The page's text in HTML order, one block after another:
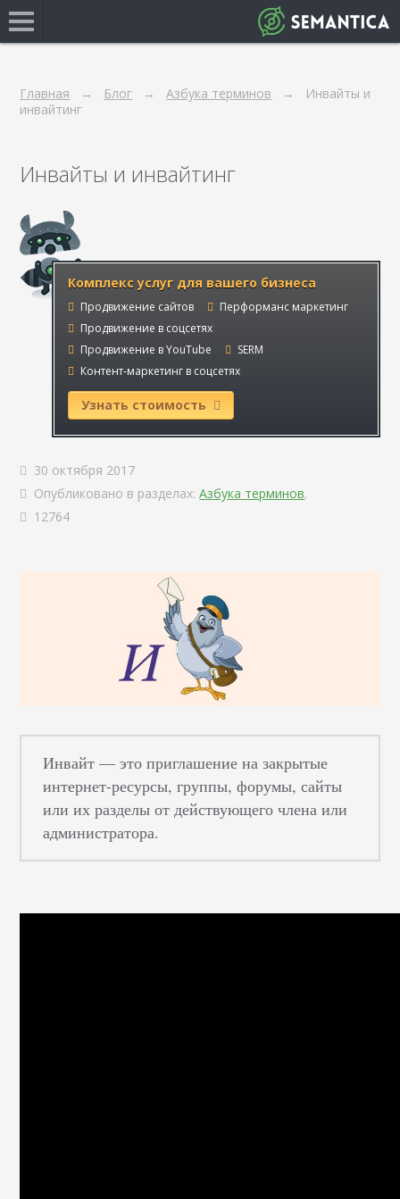
Главная Блог Азбука терминов
Инвайты и
инвайтинг
Инвайты и инвайтинг
Комплекс услуг для вашего бизнеса
Продвижение сайтов
Перформанс маркетинг
Продвижение в соцсетях
Продвижение в YouTube
SERM
Контент-маркетинг в соцсетях
Узнать стоимость
30 октября 2017
Опубликовано в разделах: Азбука терминов.
12764
Инвайт — это приглашение на закрытые
интернет-ресурсы, группы, форумы, сайты
или их разделы от действующего члена или
администратора.